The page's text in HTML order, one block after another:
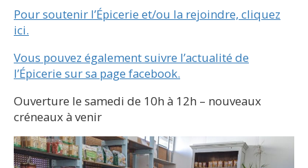
Pour soutenir l’Épicerie et/ou la rejoindre, cliquez
ici.
Vous pouvez également suivre l’actualité de
l’Épicerie sur sa page facebook.
Ouverture le samedi de 10h à 12h – nouveaux
créneaux à venir